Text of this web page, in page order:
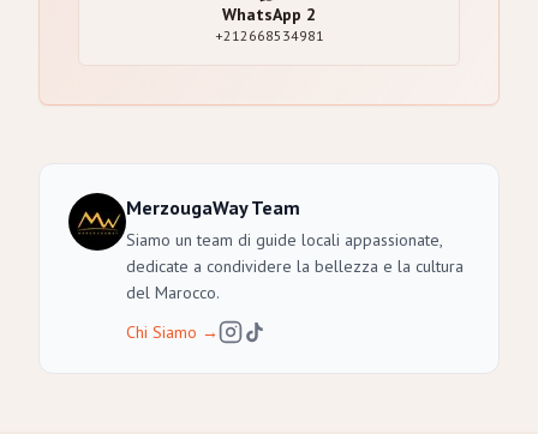
WhatsApp 2
+212668534981
MerzougaWay Team
Siamo un team di guide locali appassionate,
dedicate a condividere la bellezza e la cultura
del Marocco.
Chi Siamo →